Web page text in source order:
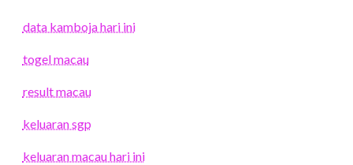
data kamboja hari ini
togel macau
result macau
keluaran sgp
keluaran macau hari ini